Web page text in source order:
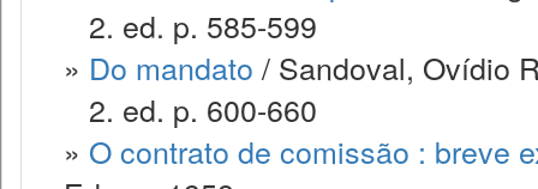
2. ed. p. 585-599
» Do mandato / Sandoval, Ovídio
2. ed. p. 600-660
» O contrato de comissão : breve